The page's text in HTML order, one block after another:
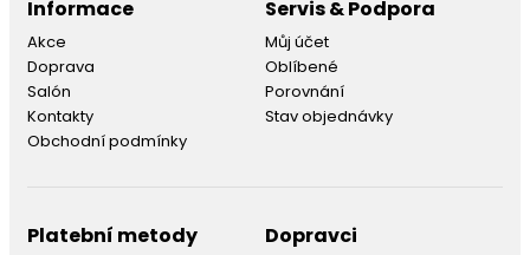
Informace
Akce
Doprava
Salón
Kontakty
Obchodní podmínky
Servis & Podpora
Můj účet
Oblíbené
Porovnání
Stav objednávky
Platební metody Dopravci